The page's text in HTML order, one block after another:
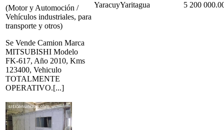
(Motor y Automoción /
Vehículos industriales, para
transporte y otros)
Se Vende Camion Marca
MITSUBISHI Modelo
FK-617, Año 2010, Kms
123400, Vehiculo
TOTALMENTE
OPERATIVO.[...]
YaracuyYaritagua 5 200